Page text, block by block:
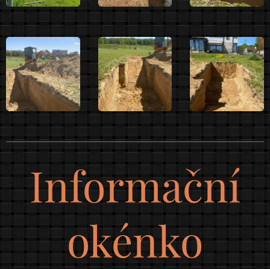
Informační
okénko